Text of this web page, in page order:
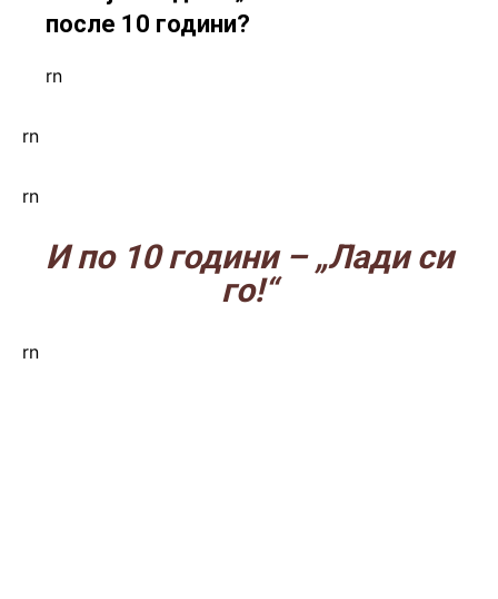
после 10 години?
rn
rn
rn
И по 10 години – „Лади си
го!“
rn